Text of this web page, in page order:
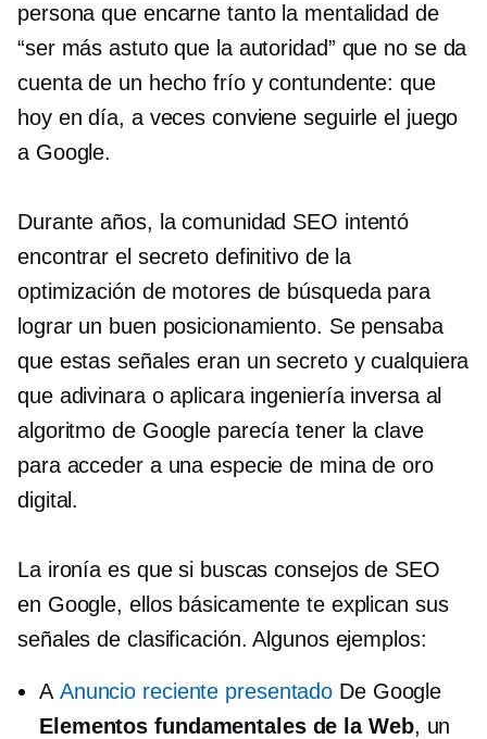
persona que encarne tanto la mentalidad de
“ser más astuto que la autoridad” que no se da
cuenta de un hecho frío y contundente: que
hoy en día, a veces conviene seguirle el juego
a Google.
Durante años, la comunidad SEO intentó
encontrar el secreto definitivo de la
optimización de motores de búsqueda para
lograr un buen posicionamiento. Se pensaba
que estas señales eran un secreto y cualquiera
que adivinara o aplicara ingeniería inversa al
algoritmo de Google parecía tener la clave
para acceder a una especie de mina de oro
digital.
La ironía es que si buscas consejos de SEO
en Google, ellos básicamente te explican sus
señales de clasificación. Algunos ejemplos:
A Anuncio reciente presentado De Google
Elementos fundamentales de la Web, un